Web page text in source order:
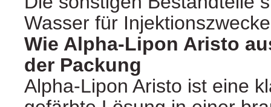
Wasser für
Wie Alpha-Lipon Aristo
der Packung
Alpha-Lipon Aristo ist eine